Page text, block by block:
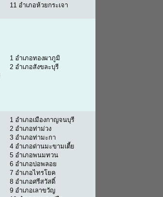
11 อำเภอห้วยกระเจา
1 อำเภอทองผาภูมิ
2 อำเภอสังขละบุรี
1 อำเภอเมืองกาญจนบุรี
2 อำเภอท่าม่วง
3 อำเภอท่ามะกา
4 อำเภอด่านมะขามเตี้ย
5 อำเภอพนมทวน
6 อำเภอบ่อพลอย
7 อำเภอไทรโยค
8 อำเภอศรีสวัสดิ์
9 อำเภอเลาขวัญ